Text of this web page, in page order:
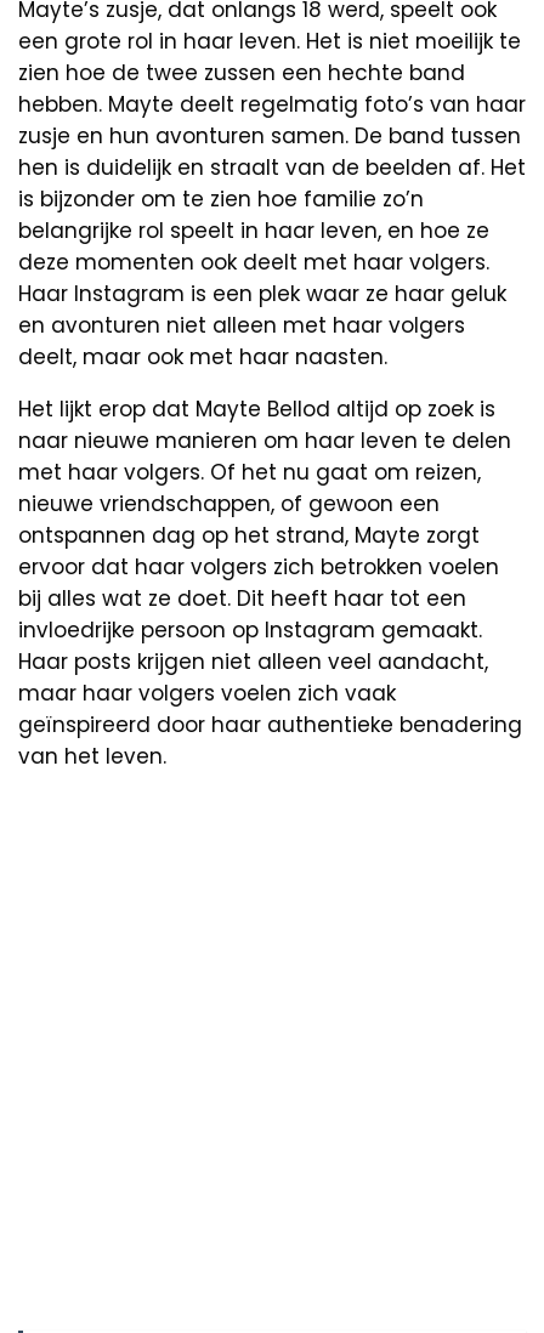
Mayte’s zusje, dat onlangs 18 werd, speelt ook
een grote rol in haar leven. Het is niet moeilijk te
zien hoe de twee zussen een hechte band
hebben. Mayte deelt regelmatig foto’s van haar
zusje en hun avonturen samen. De band tussen
hen is duidelijk en straalt van de beelden af. Het
is bijzonder om te zien hoe familie zo’n
belangrijke rol speelt in haar leven, en hoe ze
deze momenten ook deelt met haar volgers.
Haar Instagram is een plek waar ze haar geluk
en avonturen niet alleen met haar volgers
deelt, maar ook met haar naasten.
Het lijkt erop dat Mayte Bellod altijd op zoek is
naar nieuwe manieren om haar leven te delen
met haar volgers. Of het nu gaat om reizen,
nieuwe vriendschappen, of gewoon een
ontspannen dag op het strand, Mayte zorgt
ervoor dat haar volgers zich betrokken voelen
bij alles wat ze doet. Dit heeft haar tot een
invloedrijke persoon op Instagram gemaakt.
Haar posts krijgen niet alleen veel aandacht,
maar haar volgers voelen zich vaak
geïnspireerd door haar authentieke benadering
van het leven.